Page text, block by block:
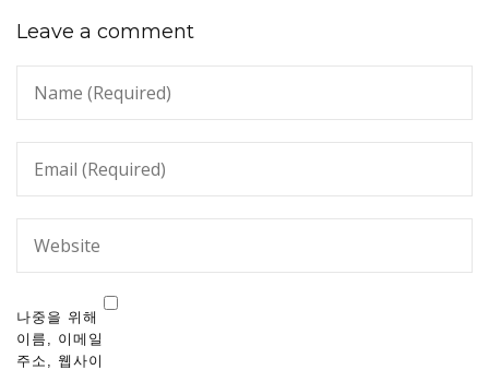
Leave a comment
나중을 위해
이름, 이메일
주소, 웹사이